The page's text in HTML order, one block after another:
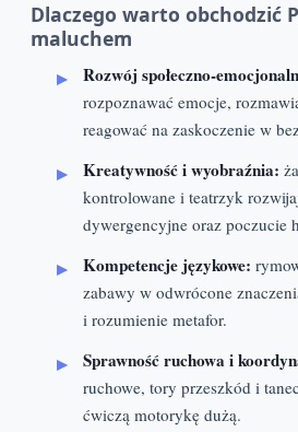
Dlaczego warto obchodzić
maluchem
Rozwój
rozpoznawać emocje,
reagować na zaskoczenie w
Kreatywność i wyobraźnia:
kontrolowane i teatrzyk
dywergencyjne oraz poczucie
Kompetencje językowe:
zabawy w odwrócone
i rozumienie metafor.
Sprawność ruchowa i
ruchowe, tory przeszkód i
ćwiczą motorykę dużą.